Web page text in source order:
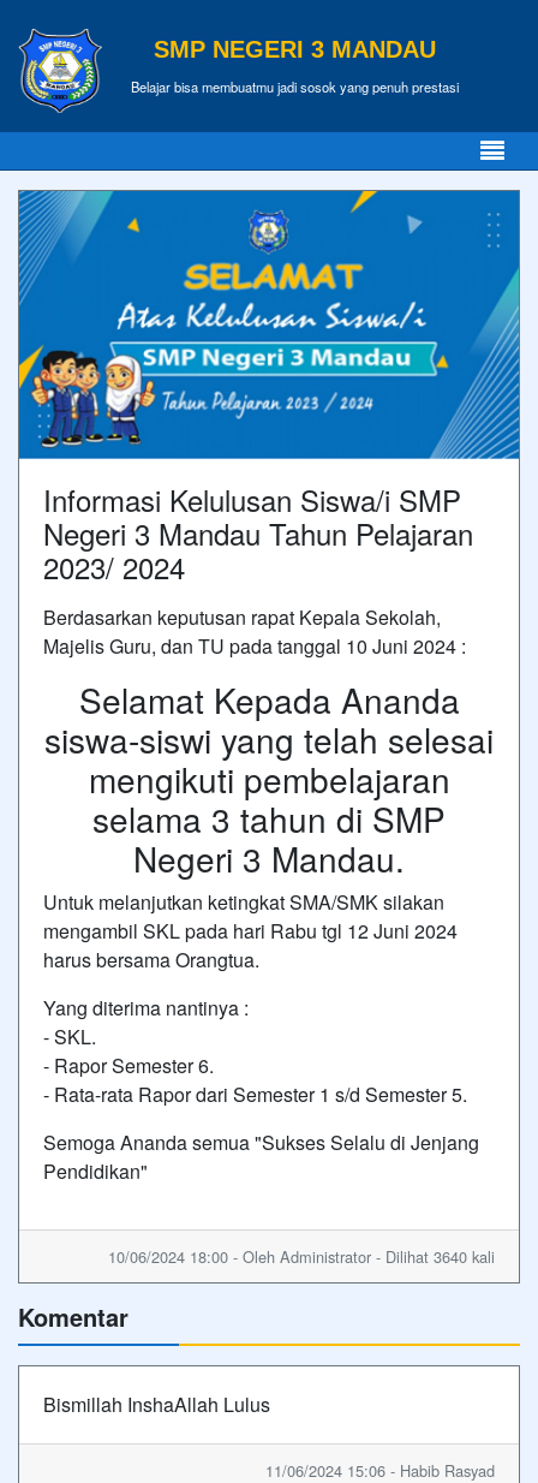
SMP NEGERI 3 MANDAU
Belajar bisa membuatmu jadi sosok yang penuh prestasi
Informasi Kelulusan Siswa/i SMP
Negeri 3 Mandau Tahun Pelajaran
2023/ 2024
Berdasarkan keputusan rapat Kepala Sekolah,
Majelis Guru, dan TU pada tanggal 10 Juni 2024 :
Selamat Kepada Ananda
siswa-siswi yang telah selesai
mengikuti pembelajaran
selama 3 tahun di SMP
Negeri 3 Mandau.
Untuk melanjutkan ketingkat SMA/SMK silakan
mengambil SKL pada hari Rabu tgl 12 Juni 2024
harus bersama Orangtua.
Yang diterima nantinya :
- SKL.
- Rapor Semester 6.
- Rata-rata Rapor dari Semester 1 s/d Semester 5.
Semoga Ananda semua "Sukses Selalu di Jenjang
Pendidikan"
10/06/2024 18:00 - Oleh Administrator - Dilihat 3640 kali
Komentar
Bismillah InshaAllah Lulus
11/06/2024 15:06 - Habib Rasyad